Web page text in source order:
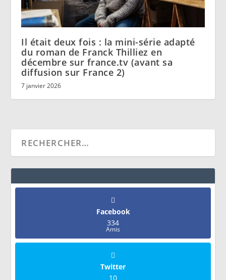
Il était deux fois : la mini-série adapté
du roman de Franck Thilliez en
décembre sur france.tv (avant sa
diffusion sur France 2)
7 janvier 2026
Facebook
334
Amis
Twitter
10